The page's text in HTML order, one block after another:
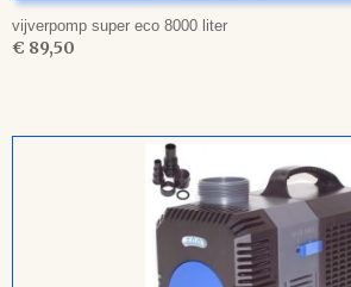
vijverpomp super eco 8000 liter
€ 89,50